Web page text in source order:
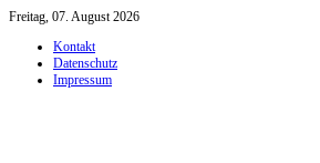
Freitag, 07. August 2026
Kontakt
Datenschutz
Impressum